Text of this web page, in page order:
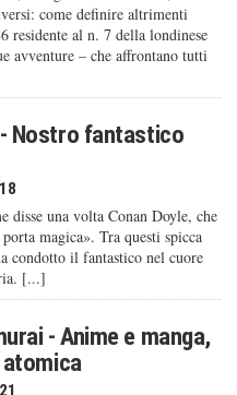
come definire altrimenti
residente al n. 7 della londinese
avventure – che affrontano tutti
Nostro fantastico
disse una volta Conan Doyle, che
magica». Tra questi spicca
condotto il fantastico nel cuore
[...]
- Anime e manga,